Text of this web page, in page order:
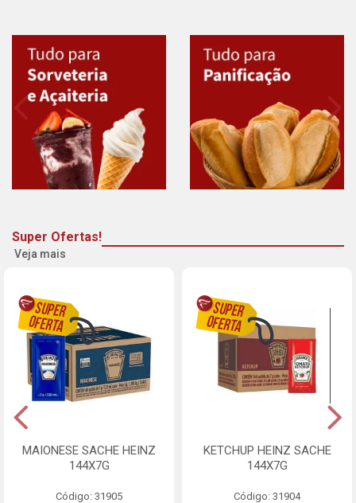
Super Ofertas!
Veja mais
MAIONESE SACHE HEINZ
144X7G
Código: 31905
KETCHUP HEINZ SACHE
144X7G
Código: 31904